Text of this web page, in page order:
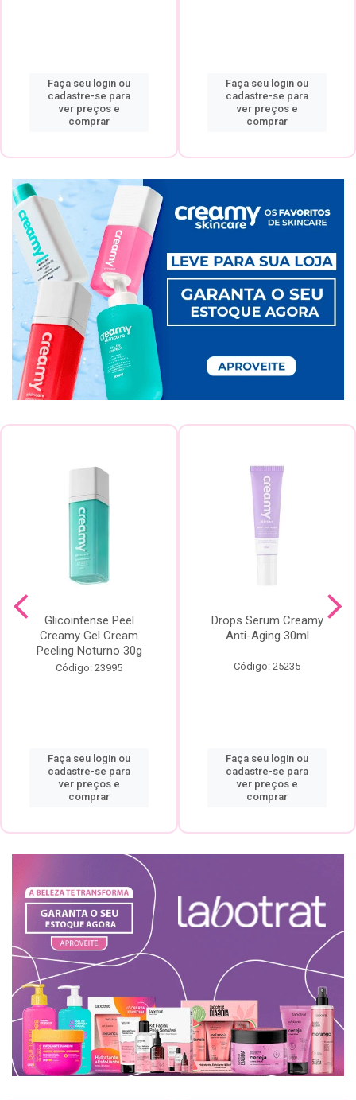
Faça seu login ou
cadastre-se para
ver preços e
comprar
Faça seu login ou
cadastre-se para
ver preços e
comprar
Glicointense Peel
Creamy Gel Cream
Peeling Noturno 30g
Código: 23995
Faça seu login ou
cadastre-se para
ver preços e
comprar
Drops Serum Creamy
Anti-Aging 30ml
Código: 25235
Faça seu login ou
cadastre-se para
ver preços e
comprar